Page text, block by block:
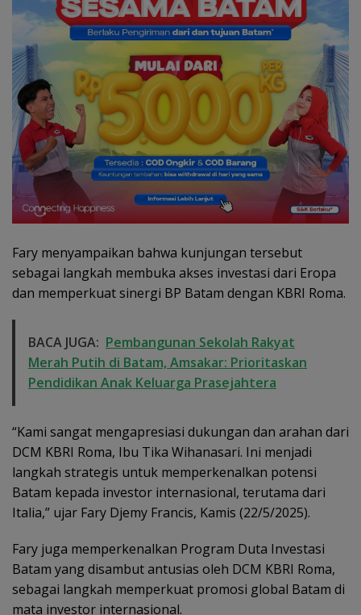
Fary menyampaikan bahwa kunjungan tersebut
sebagai langkah membuka akses investasi dari Eropa
dan memperkuat sinergi BP Batam dengan KBRI Roma.
BACA JUGA: Pembangunan Sekolah Rakyat
Merah Putih di Batam, Amsakar: Prioritaskan
Pendidikan Anak Keluarga Prasejahtera
“Kami sangat mengapresiasi dukungan dan arahan dari
DCM KBRI Roma, Ibu Tika Wihanasari. Ini menjadi
langkah strategis untuk memperkenalkan potensi
Batam kepada investor internasional, terutama dari
Italia,” ujar Fary Djemy Francis, Kamis (22/5/2025).
Fary juga memperkenalkan Program Duta Investasi
Batam yang disambut antusias oleh DCM KBRI Roma,
sebagai langkah memperkuat promosi global Batam di
mata investor internasional.